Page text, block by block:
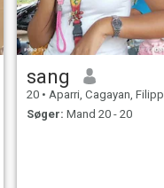
sang
20 • Aparri, Cagayan, Filippinerne
Søger: Mand 20 - 20